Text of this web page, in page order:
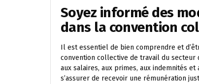
Soyez informé des
dans la convention
Il est essentiel de bien comprendre et
convention collective de travail du secteur
aux salaires, aux primes, aux indemnités
s’assurer de recevoir une rémunération